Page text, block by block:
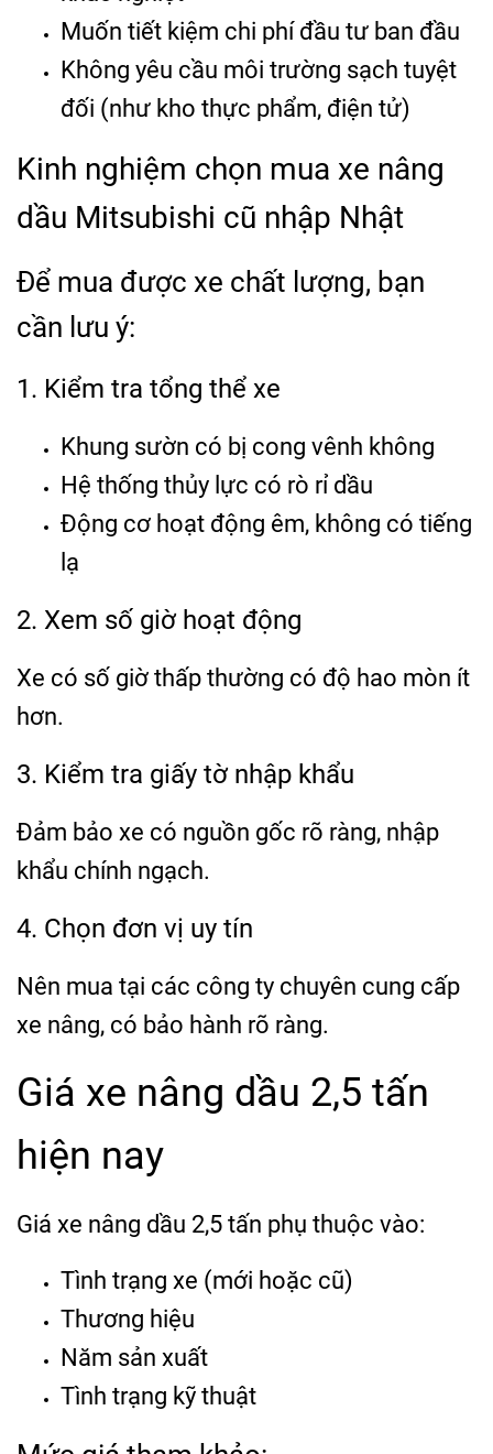
Muốn tiết kiệm chi phí đầu tư ban đầu
Không yêu cầu môi trường sạch tuyệt
đối (như kho thực phẩm, điện tử)
Kinh nghiệm chọn mua xe nâng
dầu Mitsubishi cũ nhập Nhật
Để mua được xe chất lượng, bạn
cần lưu ý:
1. Kiểm tra tổng thể xe
Khung sườn có bị cong vênh không
Hệ thống thủy lực có rò rỉ dầu
Động cơ hoạt động êm, không có tiếng
lạ
2. Xem số giờ hoạt động
Xe có số giờ thấp thường có độ hao mòn ít
hơn.
3. Kiểm tra giấy tờ nhập khẩu
Đảm bảo xe có nguồn gốc rõ ràng, nhập
khẩu chính ngạch.
4. Chọn đơn vị uy tín
Nên mua tại các công ty chuyên cung cấp
xe nâng, có bảo hành rõ ràng.
Giá xe nâng dầu 2,5 tấn
hiện nay
Giá xe nâng dầu 2,5 tấn phụ thuộc vào:
Tình trạng xe (mới hoặc cũ)
Thương hiệu
Năm sản xuất
Tình trạng kỹ thuật